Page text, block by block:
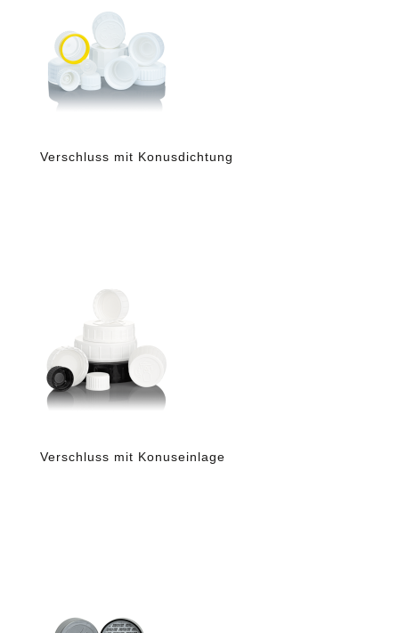
Verschluss mit Konusdichtung
Verschluss mit Konuseinlage